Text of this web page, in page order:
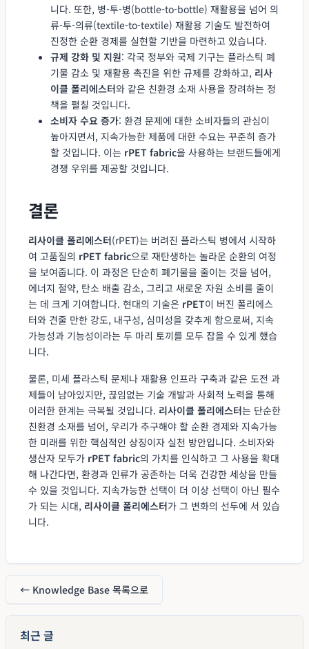
니다. 또한, 병-투-병(bottle-to-bottle) 재활용을 넘어 의
류-투-의류(textile-to-textile) 재활용 기술도 발전하여
진정한 순환 경제를 실현할 기반을 마련하고 있습니다.
규제 강화 및 지원: 각국 정부와 국제 기구는 플라스틱 폐
기물 감소 및 재활용 촉진을 위한 규제를 강화하고, 리사
이클 폴리에스터와 같은 친환경 소재 사용을 장려하는 정
책을 펼칠 것입니다.
소비자 수요 증가: 환경 문제에 대한 소비자들의 관심이
높아지면서, 지속가능한 제품에 대한 수요는 꾸준히 증가
할 것입니다. 이는 rPET fabric을 사용하는 브랜드들에게
경쟁 우위를 제공할 것입니다.
결론
리사이클 폴리에스터(rPET)는 버려진 플라스틱 병에서 시작하
여 고품질의 rPET fabric으로 재탄생하는 놀라운 순환의 여정
을 보여줍니다. 이 과정은 단순히 폐기물을 줄이는 것을 넘어,
에너지 절약, 탄소 배출 감소, 그리고 새로운 자원 소비를 줄이
는 데 크게 기여합니다. 현대의 기술은 rPET이 버진 폴리에스
터와 견줄 만한 강도, 내구성, 심미성을 갖추게 함으로써, 지속
가능성과 기능성이라는 두 마리 토끼를 모두 잡을 수 있게 했습
니다.
물론, 미세 플라스틱 문제나 재활용 인프라 구축과 같은 도전 과
제들이 남아있지만, 끊임없는 기술 개발과 사회적 노력을 통해
이러한 한계는 극복될 것입니다. 리사이클 폴리에스터는 단순한
친환경 소재를 넘어, 우리가 추구해야 할 순환 경제와 지속가능
한 미래를 위한 핵심적인 상징이자 실천 방안입니다. 소비자와
생산자 모두가 rPET fabric의 가치를 인식하고 그 사용을 확대
해 나간다면, 환경과 인류가 공존하는 더욱 건강한 세상을 만들
수 있을 것입니다. 지속가능한 선택이 더 이상 선택이 아닌 필수
가 되는 시대, 리사이클 폴리에스터가 그 변화의 선두에 서 있습
니다.
← Knowledge Base 목록으로
최근 글